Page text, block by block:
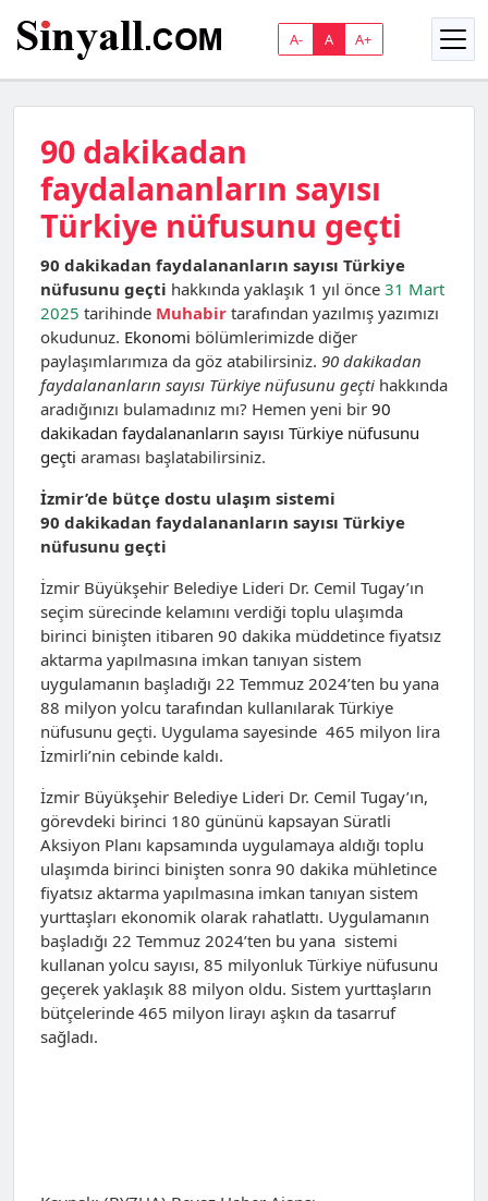
A- A A+
90 dakikadan
faydalananların sayısı
Türkiye nüfusunu geçti
90 dakikadan faydalananların sayısı Türkiye
nüfusunu geçti hakkında yaklaşık 1 yıl önce 31 Mart
2025 tarihinde Muhabir tarafından yazılmış yazımızı
okudunuz. Ekonomi bölümlerimizde diğer
paylaşımlarımıza da göz atabilirsiniz. 90 dakikadan
faydalananların sayısı Türkiye nüfusunu geçti hakkında
aradığınızı bulamadınız mı? Hemen yeni bir 90
dakikadan faydalananların sayısı Türkiye nüfusunu
geçti araması başlatabilirsiniz.
İzmir’de bütçe dostu ulaşım sistemi
90 dakikadan faydalananların sayısı Türkiye
nüfusunu geçti
İzmir Büyükşehir Belediye Lideri Dr. Cemil Tugay’ın
seçim sürecinde kelamını verdiği toplu ulaşımda
birinci binişten itibaren 90 dakika müddetince fiyatsız
aktarma yapılmasına imkan tanıyan sistem
uygulamanın başladığı 22 Temmuz 2024’ten bu yana
88 milyon yolcu tarafından kullanılarak Türkiye
nüfusunu geçti. Uygulama sayesinde 465 milyon lira
İzmirli’nin cebinde kaldı.
İzmir Büyükşehir Belediye Lideri Dr. Cemil Tugay’ın,
görevdeki birinci 180 gününü kapsayan Süratli
Aksiyon Planı kapsamında uygulamaya aldığı toplu
ulaşımda birinci binişten sonra 90 dakika mühletince
fiyatsız aktarma yapılmasına imkan tanıyan sistem
yurttaşları ekonomik olarak rahatlattı. Uygulamanın
başladığı 22 Temmuz 2024’ten bu yana sistemi
kullanan yolcu sayısı, 85 milyonluk Türkiye nüfusunu
geçerek yaklaşık 88 milyon oldu. Sistem yurttaşların
bütçelerinde 465 milyon lirayı aşkın da tasarruf
sağladı.